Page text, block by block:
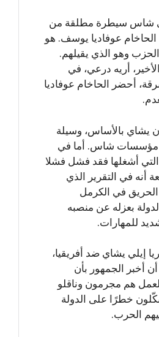
شاس سيطرة مطلقة من
عوفاديا يوسف. هو
وهو الذي يقيلهم.
أريه درعي، في
أحضر الحاخام عوفاديا
يشاي بالأساس، وسيلة
مؤسسات شاس. أما في
أشغلها فقد فشل فشلا
أنه في التقرير الذي
في الكرمل
بعزله عن منصبه
للمهارات.
إيلي يشاي ضد أفريقيا،
أخبر الجمهور بأن
هم مجرمون وناقلو
خطرًا على الدولة
الحرب.